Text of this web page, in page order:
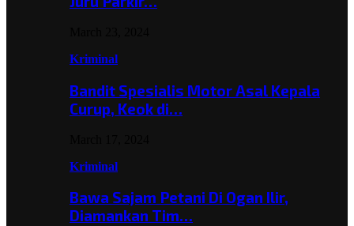
Kriminal
Bandit Spesialis Motor Asal Kepala
Curup, Keok di…
Kriminal
Bawa Sajam Petani Di Ogan Ilir,
Diamankan Tim…